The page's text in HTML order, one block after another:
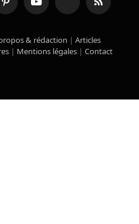
PinterestYouTube TikTok RSS
& rédaction | Articles
| Mentions légales | Contact